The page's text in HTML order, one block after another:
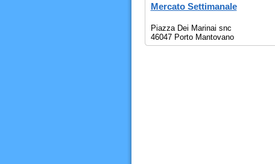
Mercato Settimanale
Piazza Dei Marinai snc
46047 Porto Mantovano